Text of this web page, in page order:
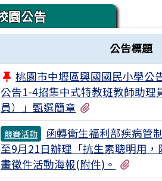
容
園公告
公告標題
桃園市中壢區興國國民小學公
公告1-4招集中式特教班教師助理
員）」甄選簡章
競賽活動
函轉衛生福利部疾病管
至9月21日辦理「抗生素聰明用
畫徵件活動海報(附件)。